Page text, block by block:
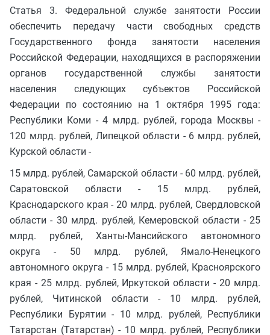
Статья 3. Федеральной службе занятости России
обеспечить передачу части свободных средств
Государственного фонда занятости населения
Российской Федерации, находящихся в распоряжении
органов государственной службы занятости
населения следующих субъектов Российской
Федерации по состоянию на 1 октября 1995 года:
Республики Коми - 4 млрд. рублей, города Москвы -
120 млрд. рублей, Липецкой области - 6 млрд. рублей,
Курской области -
15 млрд. рублей, Самарской области - 60 млрд. рублей,
Саратовской области - 15 млрд. рублей,
Краснодарского края - 20 млрд. рублей, Свердловской
области - 30 млрд. рублей, Кемеровской области - 25
млрд. рублей, Ханты-Мансийского автономного
округа - 50 млрд. рублей, Ямало-Ненецкого
автономного округа - 15 млрд. рублей, Красноярского
края - 25 млрд. рублей, Иркутской области - 20 млрд.
рублей, Читинской области - 10 млрд. рублей,
Республики Бурятии - 10 млрд. рублей, Республики
Татарстан (Татарстан) - 10 млрд. рублей, Республики